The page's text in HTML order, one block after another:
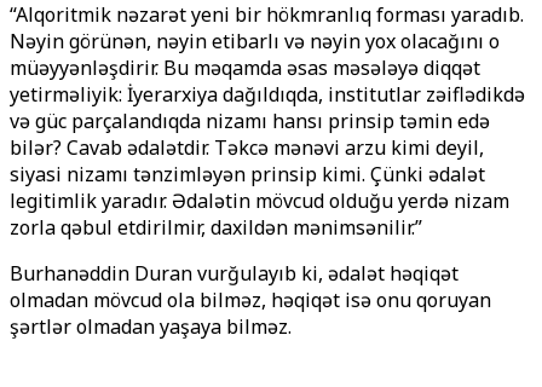
“Alqoritmik nəzarət yeni bir hökmranlıq forması yaradıb.
Nəyin görünən, nəyin etibarlı və nəyin yox olacağını o
müəyyənləşdirir. Bu məqamda əsas məsələyə diqqət
yetirməliyik: İyerarxiya dağıldıqda, institutlar zəiflədikdə
və güc parçalandıqda nizamı hansı prinsip təmin edə
bilər? Cavab ədalətdir. Təkcə mənəvi arzu kimi deyil,
siyasi nizamı tənzimləyən prinsip kimi. Çünki ədalət
legitimlik yaradır. Ədalətin mövcud olduğu yerdə nizam
zorla qəbul etdirilmir, daxildən mənimsənilir.”
Burhanəddin Duran vurğulayıb ki, ədalət həqiqət
olmadan mövcud ola bilməz, həqiqət isə onu qoruyan
şərtlər olmadan yaşaya bilməz.